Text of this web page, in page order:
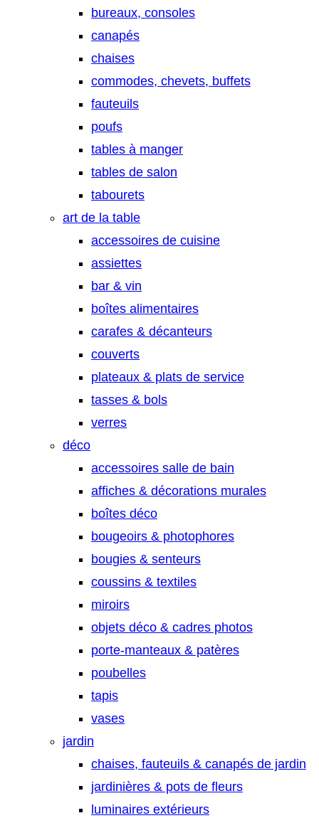
bureaux, consoles
canapés
chaises
commodes, chevets, buffets
fauteuils
poufs
tables à manger
tables de salon
tabourets
art de la table
accessoires de cuisine
assiettes
bar & vin
boîtes alimentaires
carafes & décanteurs
couverts
plateaux & plats de service
tasses & bols
verres
déco
accessoires salle de bain
affiches & décorations murales
boîtes déco
bougeoirs & photophores
bougies & senteurs
coussins & textiles
miroirs
objets déco & cadres photos
porte-manteaux & patères
poubelles
tapis
vases
jardin
chaises, fauteuils & canapés de jardin
jardinières & pots de fleurs
luminaires extérieurs